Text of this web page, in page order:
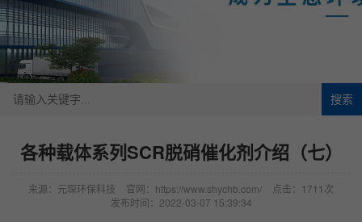
搜索
各种载体系列SCR脱硝催化剂介绍（七）
来源：元琛环保科技 官网：https://www.shychb.com/
点击：1711次
发布时间：2022-03-07 15:39:34